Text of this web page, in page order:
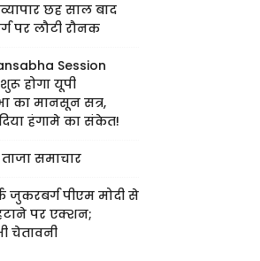
छह साल बाद
पर लौटी रौनक
Session
होगा यूपी
का मानसून सत्र,
हंगामे का संकेत!
समाचार
जुकरबर्ग पीएम मोदी से
पर एक्शन;
चेतावनी